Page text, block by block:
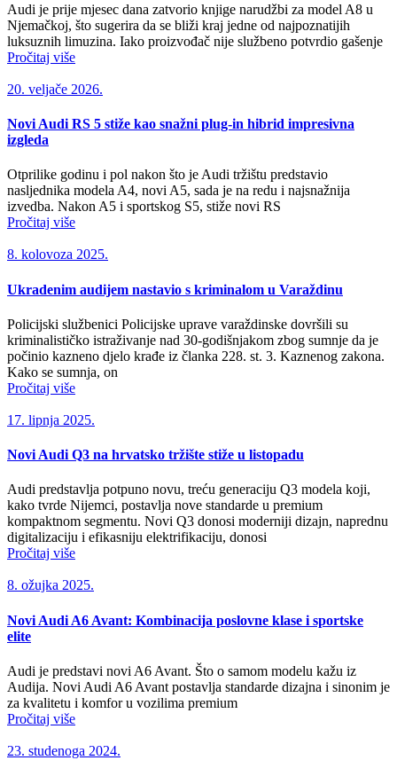
Audi je prije mjesec dana zatvorio knjige narudžbi za model A8 u
Njemačkoj, što sugerira da se bliži kraj jedne od najpoznatijih
luksuznih limuzina. Iako proizvođač nije službeno potvrdio gašenje
Pročitaj više
20. veljače 2026.
Novi Audi RS 5 stiže kao snažni plug-in hibrid impresivna
izgleda
Otprilike godinu i pol nakon što je Audi tržištu predstavio
nasljednika modela A4, novi A5, sada je na redu i najsnažnija
izvedba. Nakon A5 i sportskog S5, stiže novi RS
Pročitaj više
8. kolovoza 2025.
Ukradenim audijem nastavio s kriminalom u Varaždinu
Policijski službenici Policijske uprave varaždinske dovršili su
kriminalističko istraživanje nad 30-godišnjakom zbog sumnje da je
počinio kazneno djelo krađe iz članka 228. st. 3. Kaznenog zakona.
Kako se sumnja, on
Pročitaj više
17. lipnja 2025.
Novi Audi Q3 na hrvatsko tržište stiže u listopadu
Audi predstavlja potpuno novu, treću generaciju Q3 modela koji,
kako tvrde Nijemci, postavlja nove standarde u premium
kompaktnom segmentu. Novi Q3 donosi moderniji dizajn, naprednu
digitalizaciju i efikasniju elektrifikaciju, donosi
Pročitaj više
8. ožujka 2025.
Novi Audi A6 Avant: Kombinacija poslovne klase i sportske
elite
Audi je predstavi novi A6 Avant. Što o samom modelu kažu iz
Audija. Novi Audi A6 Avant postavlja standarde dizajna i sinonim je
za kvalitetu i komfor u vozilima premium
Pročitaj više
23. studenoga 2024.